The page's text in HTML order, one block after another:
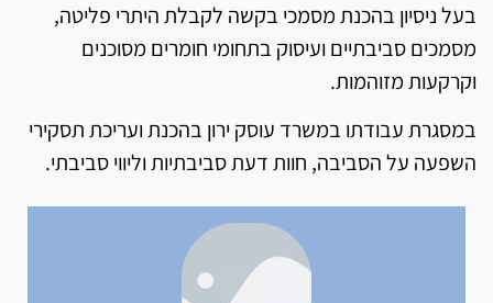
בעל ניסיון בהכנת מסמכי בקשה לקבלת היתרי פליטה,
מסמכים סביבתיים ועיסוק בתחומי חומרים מסוכנים
וקרקעות מזוהמות.
במסגרת עבודתו במשרד עוסק ירון בהכנת ועריכת תסקירי
השפעה על הסביבה, חוות דעת סביבתיות וליווי סביבתי.